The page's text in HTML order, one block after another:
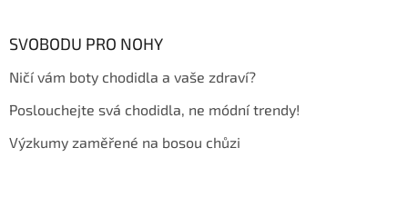
SVOBODU PRO NOHY
Ničí vám boty chodidla a vaše zdraví?
Poslouchejte svá chodidla, ne módní trendy!
Výzkumy zaměřené na bosou chůzi